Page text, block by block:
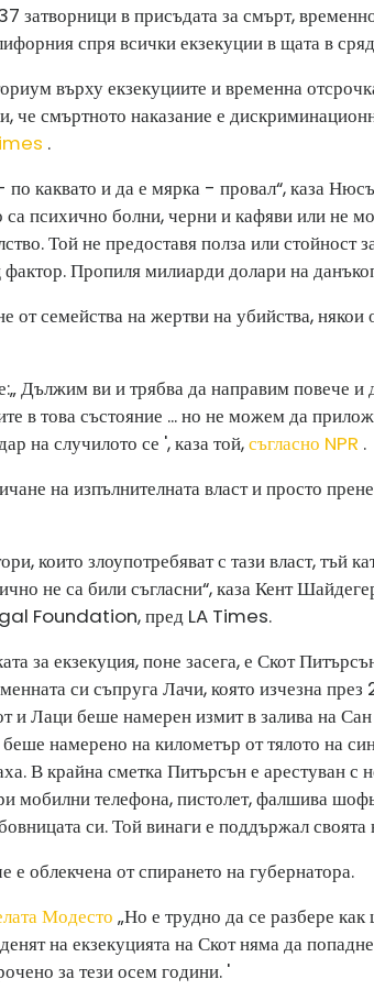
затворници в присъдата за смърт,
спря всички екзекуции в щата в
върху екзекуциите и временна
че смъртното наказание е
.
каквато и да е мярка - провал“, каза
психично болни, черни и кафяви или не
Той не предоставя полза или стойност
Пропиля милиарди долари на
семейства на жертви на убийства, някои
Дължим ви и трябва да направим повече и
в това състояние ... но не можем да
на случилото се ', каза той,съгласно NPR .
на изпълнителната власт и просто
които злоупотребяват с тази власт, тъй
не са били съгласни“, каза Кент
Foundation, пред LA Times.
за екзекуция, поне засега, е Скот
си съпруга Лачи, която изчезна през
и Лаци беше намерен измит в залива на Сан
намерено на километър от тялото на
В крайна сметка Питърсън е арестуван с
мобилни телефона, пистолет, фалшива
си. Той винаги е поддържал своята
облекчена от спирането на губернатора.
Модесто „Но е трудно да се разбере
на екзекуцията на Скот няма да
за тези осем години. '